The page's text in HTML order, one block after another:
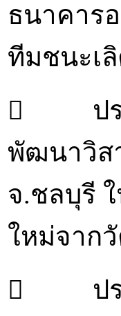
ธนาคาร
ทีมชนะเ
 ประเ
พัฒนาวิส
จ.ชลบุรี
ใหม่จาก
 ประเ